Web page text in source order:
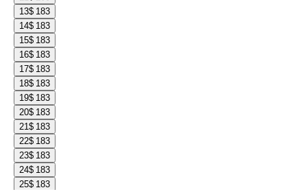
13$ 183
14$ 183
15$ 183
16$ 183
17$ 183
18$ 183
19$ 183
20$ 183
21$ 183
22$ 183
23$ 183
24$ 183
25$ 183